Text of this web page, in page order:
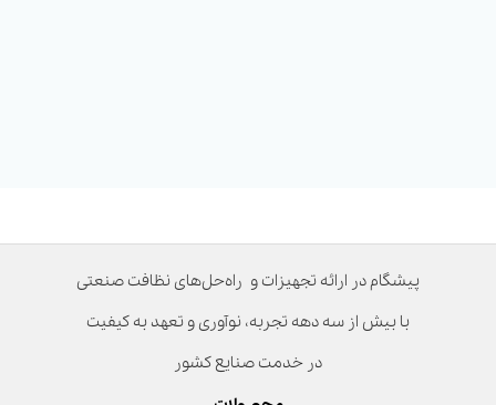
پیشگام در ارائه تجهیزات و راه‌حل‌های نظافت صنعتی
با بیش از سه دهه تجربه، نوآوری و تعهد به کیفیت
در خدمت صنایع کشور